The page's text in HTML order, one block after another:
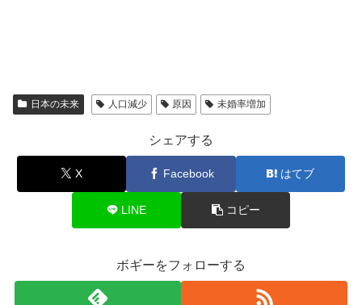
日本の未来 人口減少 原因 未婚率増加
シェアする
X Facebook はてブ
LINE コピー
ボギーをフォローする